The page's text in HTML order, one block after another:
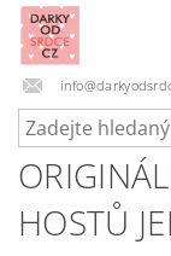
HOSTŮ